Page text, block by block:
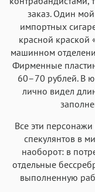
заказ. Один
импортных
красной краской
машинном
Фирменные
60–70 рублей. В
лично видел
Все эти
спекулянтов в
наоборот: в
отдельные
выполненную